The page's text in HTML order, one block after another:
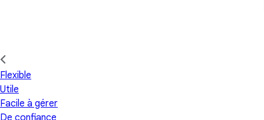
Flexible
Utile
Facile à gérer